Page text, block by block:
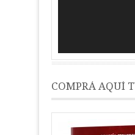
COMPRÁ AQUÍ